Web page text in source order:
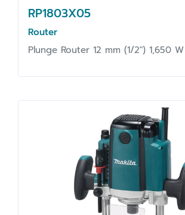
RP1803X05
Router
Plunge Router 12 mm (1/2") 1,650 W